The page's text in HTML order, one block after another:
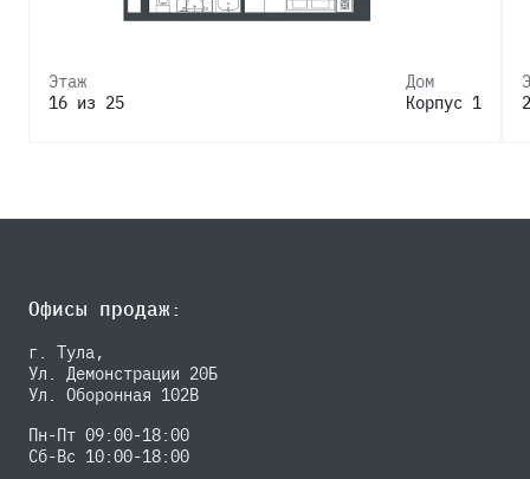
Этаж
16 из 25
Дом
Корпус 1
Офисы продаж:
г. Тула,
Ул. Демонстрации 20Б
Ул. Оборонная 102В
Пн-Пт 09:00-18:00
Сб-Вс 10:00-18:00